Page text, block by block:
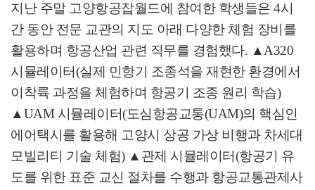
지난 주말 고양항공잡월드에 참여한 학생들은 4시
간 동안 전문 교관의 지도 아래 다양한 체험 장비를
활용하며 항공산업 관련 직무를 경험했다. ▲A320
시뮬레이터(실제 민항기 조종석을 재현한 환경에서
이착륙 과정을 체험하며 항공기 조종 원리 학습)
▲UAM 시뮬레이터(도심항공교통(UAM)의 핵심인
에어택시를 활용해 고양시 상공 가상 비행과 차세대
모빌리티 기술 체험) ▲ 관제 시뮬레이터(항공기 유
도를 위한 표준 교신 절차를 수행과 항공교통관제사